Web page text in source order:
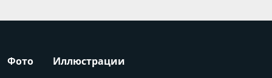
Фото Иллюстрации